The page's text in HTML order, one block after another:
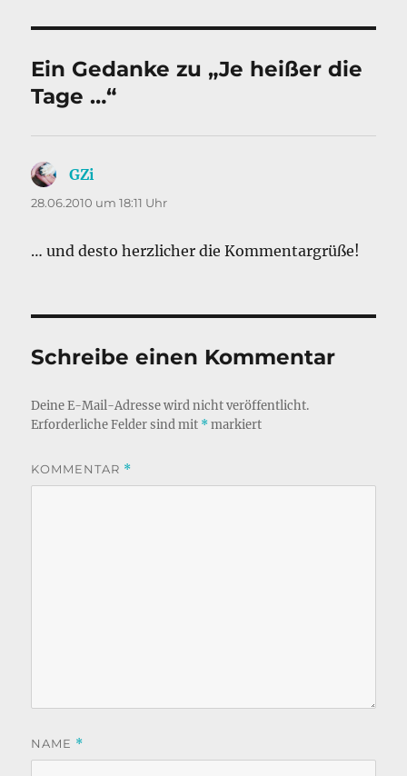
Ein Gedanke zu „Je heißer die
Tage …“
GZi
28.06.2010 um 18:11 Uhr
… und desto herzlicher die Kommentargrüße!
Schreibe einen Kommentar
Deine E-Mail-Adresse wird nicht veröffentlicht.
Erforderliche Felder sind mit *markiert
KOMMENTAR *
NAME *